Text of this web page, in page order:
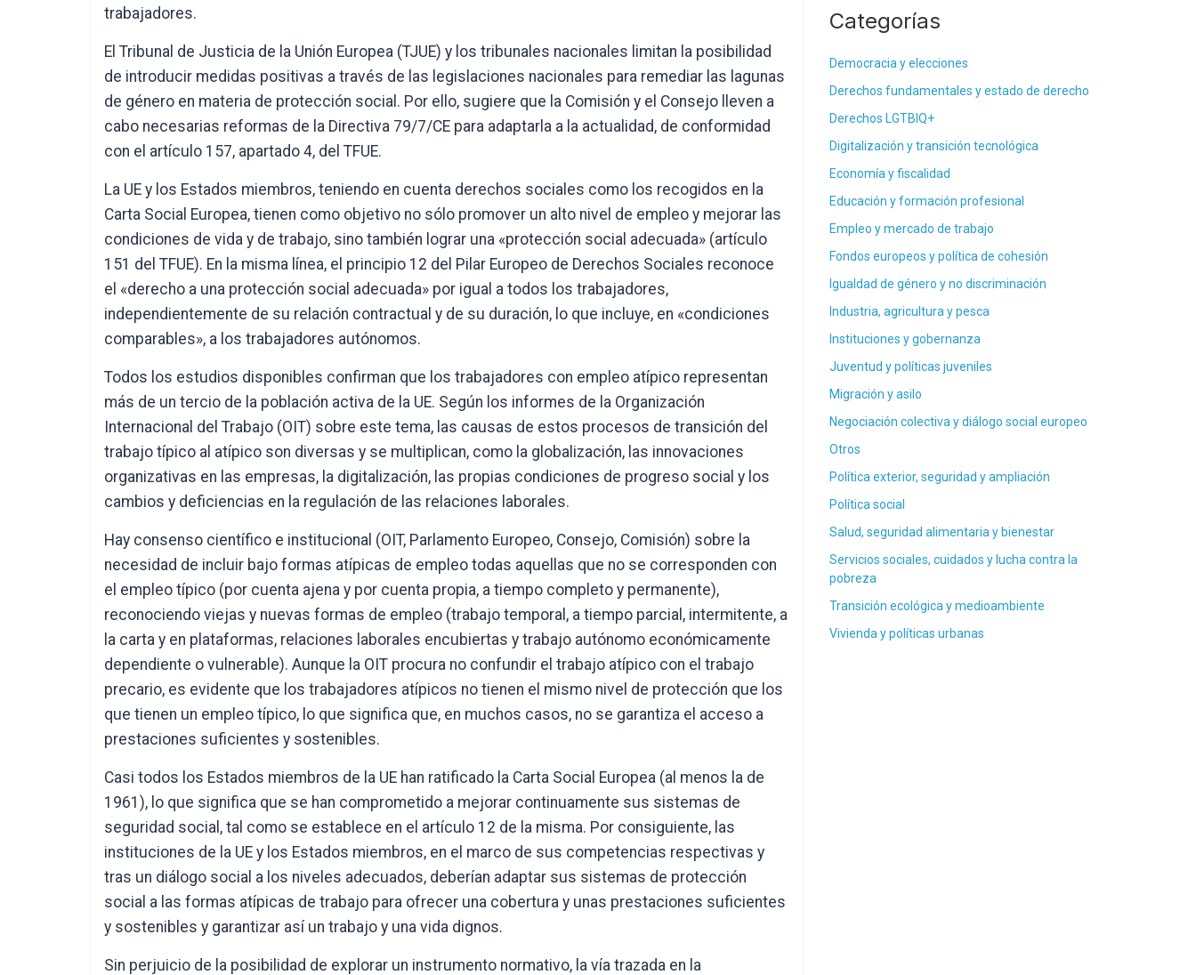
trabajadores.
El Tribunal de Justicia de la Unión Europea (TJUE) y los tribunales nacionales limitan la posibilidad
de introducir medidas positivas a través de las legislaciones nacionales para remediar las lagunas
de género en materia de protección social. Por ello, sugiere que la Comisión y el Consejo lleven a
cabo necesarias reformas de la Directiva 79/7/CE para adaptarla a la actualidad, de conformidad
con el artículo 157, apartado 4, del TFUE.
La UE y los Estados miembros, teniendo en cuenta derechos sociales como los recogidos en la
Carta Social Europea, tienen como objetivo no sólo promover un alto nivel de empleo y mejorar las
condiciones de vida y de trabajo, sino también lograr una «protección social adecuada» (artículo
151 del TFUE). En la misma línea, el principio 12 del Pilar Europeo de Derechos Sociales reconoce
el «derecho a una protección social adecuada» por igual a todos los trabajadores,
independientemente de su relación contractual y de su duración, lo que incluye, en «condiciones
comparables», a los trabajadores autónomos.
Todos los estudios disponibles confirman que los trabajadores con empleo atípico representan
más de un tercio de la población activa de la UE. Según los informes de la Organización
Internacional del Trabajo (OIT) sobre este tema, las causas de estos procesos de transición del
trabajo típico al atípico son diversas y se multiplican, como la globalización, las innovaciones
organizativas en las empresas, la digitalización, las propias condiciones de progreso social y los
cambios y deficiencias en la regulación de las relaciones laborales.
Hay consenso científico e institucional (OIT, Parlamento Europeo, Consejo, Comisión) sobre la
necesidad de incluir bajo formas atípicas de empleo todas aquellas que no se corresponden con
el empleo típico (por cuenta ajena y por cuenta propia, a tiempo completo y permanente),
reconociendo viejas y nuevas formas de empleo (trabajo temporal, a tiempo parcial, intermitente, a
la carta y en plataformas, relaciones laborales encubiertas y trabajo autónomo económicamente
dependiente o vulnerable). Aunque la OIT procura no confundir el trabajo atípico con el trabajo
precario, es evidente que los trabajadores atípicos no tienen el mismo nivel de protección que los
que tienen un empleo típico, lo que significa que, en muchos casos, no se garantiza el acceso a
prestaciones suficientes y sostenibles.
Casi todos los Estados miembros de la UE han ratificado la Carta Social Europea (al menos la de
1961), lo que significa que se han comprometido a mejorar continuamente sus sistemas de
seguridad social, tal como se establece en el artículo 12 de la misma. Por consiguiente, las
instituciones de la UE y los Estados miembros, en el marco de sus competencias respectivas y
tras un diálogo social a los niveles adecuados, deberían adaptar sus sistemas de protección
social a las formas atípicas de trabajo para ofrecer una cobertura y unas prestaciones suficientes
y sostenibles y garantizar así un trabajo y una vida dignos.
Sin perjuicio de la posibilidad de explorar un instrumento normativo, la vía trazada en la
Categorías
Democracia y elecciones
Derechos fundamentales y estado de derecho
Derechos LGTBIQ+
Digitalización y transición tecnológica
Economía y fiscalidad
Educación y formación profesional
Empleo y mercado de trabajo
Fondos europeos y política de cohesión
Igualdad de género y no discriminación
Industria, agricultura y pesca
Instituciones y gobernanza
Juventud y políticas juveniles
Migración y asilo
Negociación colectiva y diálogo social europeo
Otros
Política exterior, seguridad y ampliación
Política social
Salud, seguridad alimentaria y bienestar
Servicios sociales, cuidados y lucha contra la
pobreza
Transición ecológica y medioambiente
Vivienda y políticas urbanas